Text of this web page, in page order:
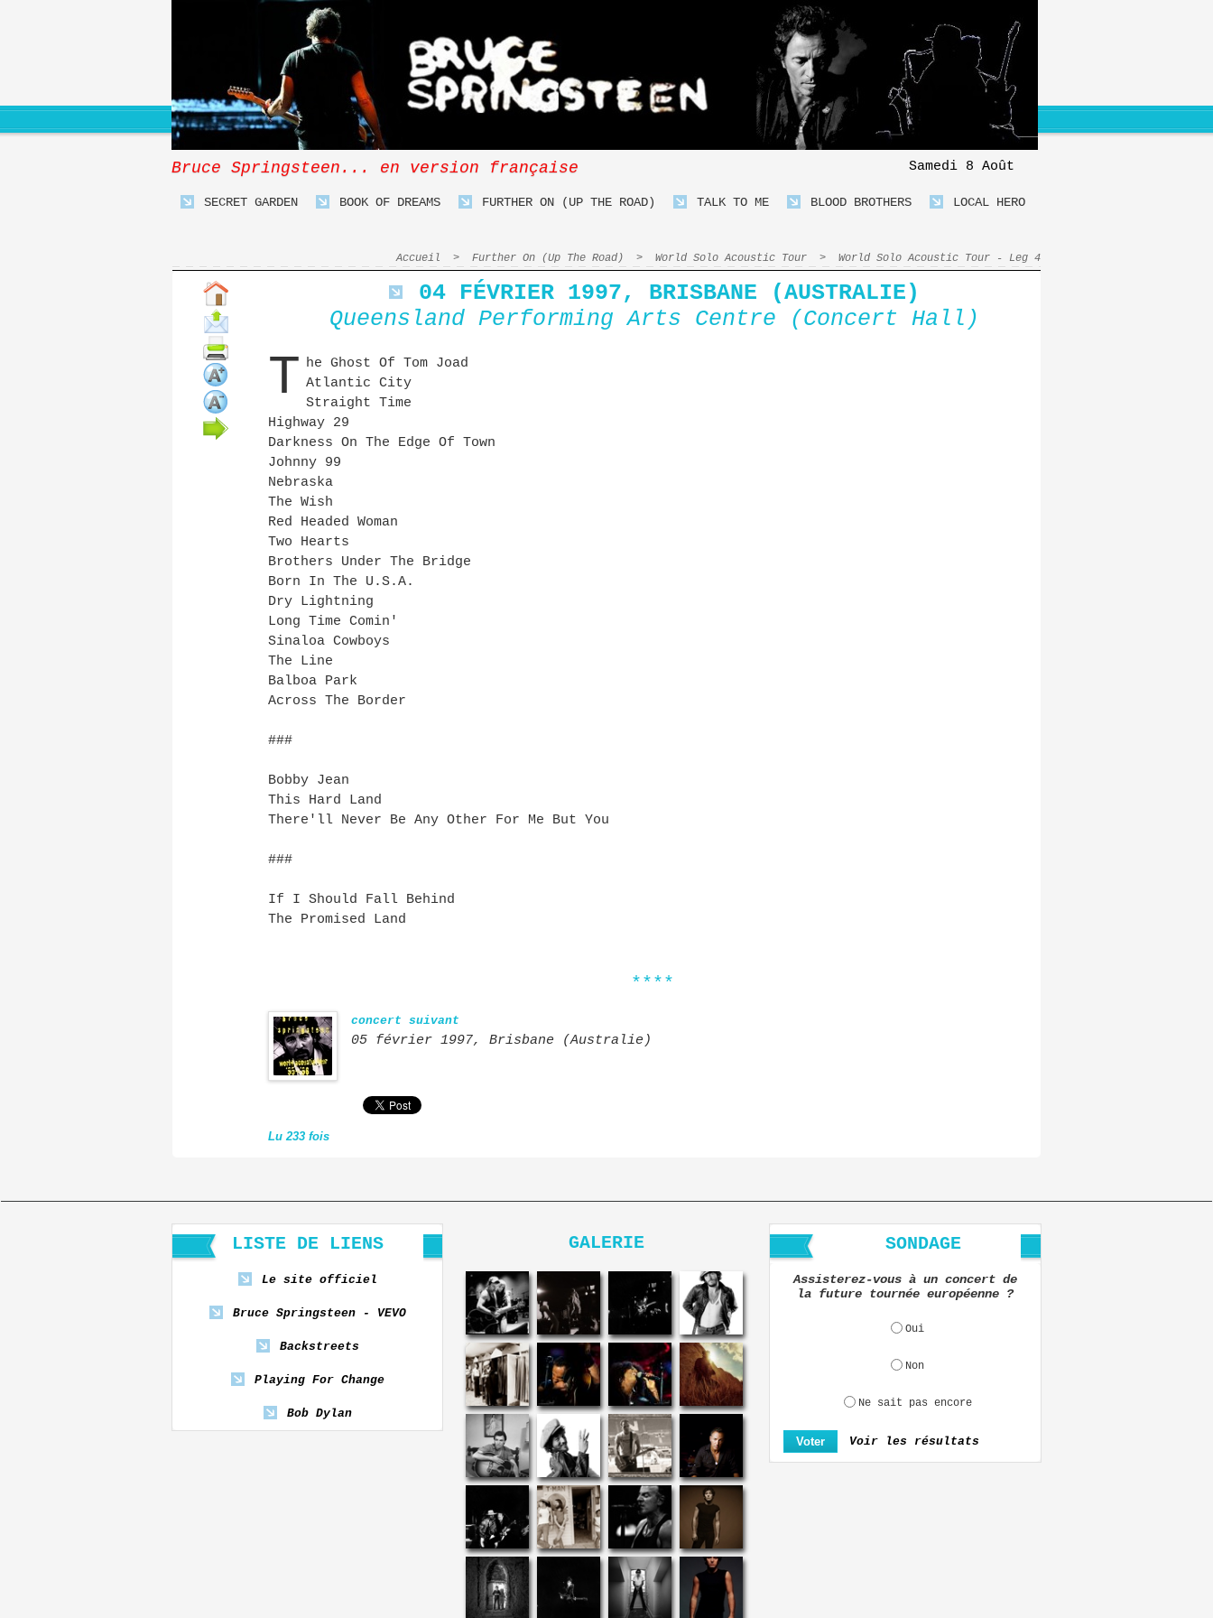
Bruce Springsteen... en version française Samedi 8 Août
SECRET GARDEN BOOK OF DREAMS FURTHER ON (UP THE ROAD) TALK TO ME BLOOD BROTHERS LOCAL HERO
Accueil > Further On (Up The Road) > World Solo Acoustic Tour > World Solo Acoustic Tour - Leg 4
04 FÉVRIER 1997, BRISBANE (AUSTRALIE)
Queensland Performing Arts Centre (Concert Hall)
T he Ghost Of Tom Joad
Atlantic City
Straight Time
Highway 29
Darkness On The Edge Of Town
Johnny 99
Nebraska
The Wish
Red Headed Woman
Two Hearts
Brothers Under The Bridge
Born In The U.S.A.
Dry Lightning
Long Time Comin'
Sinaloa Cowboys
The Line
Balboa Park
Across The Border
###
Bobby Jean
This Hard Land
There'll Never Be Any Other For Me But You
###
If I Should Fall Behind
The Promised Land
****
concert suivant
05 février 1997, Brisbane (Australie)
Lu 233 fois
LISTE DE LIENS
Le site officiel
Bruce Springsteen - VEVO
Backstreets
Playing For Change
Bob Dylan
GALERIE SONDAGE
Assisterez-vous à un concert de
la future tournée européenne ?
Oui
Non
Ne sait pas encore
Voir les résultats